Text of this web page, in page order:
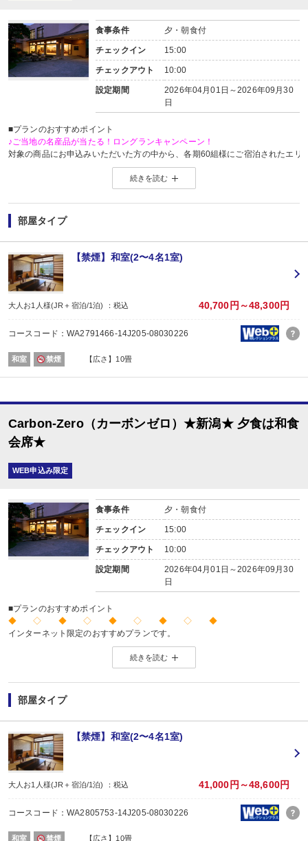
食事条件 夕・朝食付
チェックイン 15:00
チェックアウト 10:00
設定期間
2026年04月01日～2026年09月30
日
■プランのおすすめポイント
♪ご当地の名産品が当たる！ロングランキャンペーン！
対象の商品にお申込みいただいた方の中から、各期60組様にご宿泊されたエリ
※当選した方には各期終了後の翌月中旬頃にメールにてご連絡いたします。
当選した場合は、ご当地名産品発送のため、お客様の氏名・住所・電話番
ご当地名産品発送以外の目的では使用いたしません。
※「＠nta.co.jp」よりメールをお送りいたしますので、ドメイン受信設定を
※
ご当地名産品キャンペーンサイト 詳しくはこちら
【両津港～お宿間 送迎のご案内 ※両津港到着時連絡】
両津港からお宿までは送迎がございます。
（15:00～／両津港到着時連絡）
※時刻は予告なく変更となる場合がございます。
※ご希望のお客様は、両津港到着下船後にお客様自身で宿泊施設にご連絡くだ
■夕食
場所:
和食会席
■朝食
場所:
宴会場
和食
続きを読む
部屋タイプ
【禁煙】和室(2〜4名1室)
大人お1人様(JR＋宿泊/1泊) ：税込 40,700円～48,300円
コースコード：WA2791466-14J205-08030226
和室 禁煙 【広さ】10畳
Carbon-Zero（カーボンゼロ）★新潟★ 夕食は和食
会席★
WEB申込み限定
食事条件 夕・朝食付
チェックイン 15:00
チェックアウト 10:00
設定期間
2026年04月01日～2026年09月30
日
■プランのおすすめポイント
◆ ◇ ◆ ◇ ◆ ◇ ◆ ◇ ◆
インターネット限定のおすすめプランです。
※店頭・電話・メールでのお問合せや申込みは出来ません。
◆ ◇ ◆ ◇ ◆ ◇ ◆ ◇ ◆
【両津港～お宿間 送迎のご案内 ※両津港到着時連絡】
両津港からお宿までは送迎がございます。
（15:00～／両津港到着時連絡）
※時刻は予告なく変更となる場合がございます。
※ご希望のお客様は、両津港到着下船後にお客様自身で宿泊施設にご連絡くだ
■夕食
場所:
その他（お部屋（2～3名）又は個室食事処（4名～））
内容:
【時間】17：30～、又は19：30～ ※選択不可
宴会場
内容:
続きを読む
部屋タイプ
【禁煙】和室(2〜4名1室)
大人お1人様(JR＋宿泊/1泊) ：税込 41,000円～48,600円
コースコード：WA2805753-14J205-08030226
和室 禁煙 【広さ】10畳